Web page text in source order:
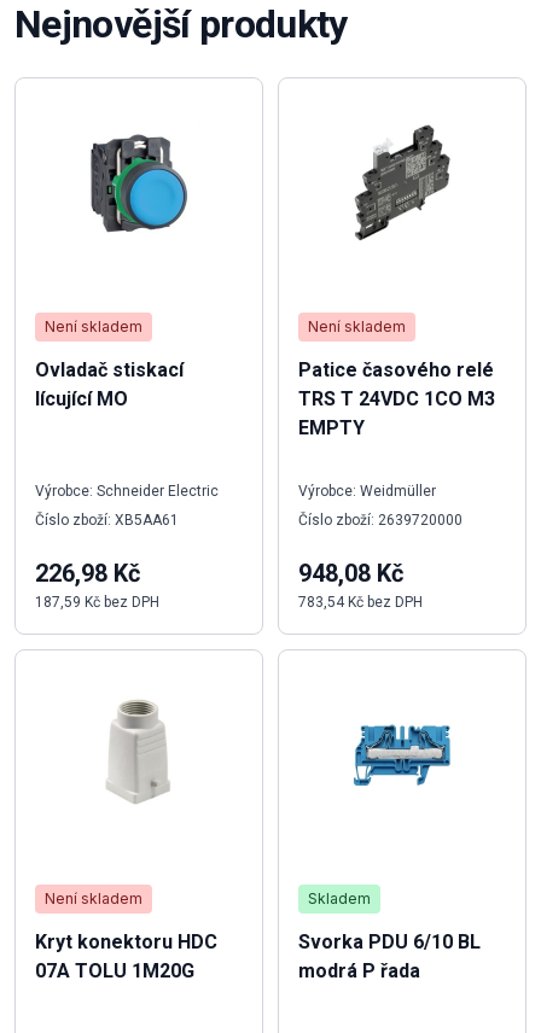
Nejnovější produkty
Není skladem
Ovladač stiskací
lícující MO
Výrobce: Schneider Electric
Číslo zboží: XB5AA61
226,98 Kč
187,59 Kč bez DPH
Není skladem
Kryt konektoru HDC
07A TOLU 1M20G
Není skladem
Patice časového relé
TRS T 24VDC 1CO M3
EMPTY
Výrobce: Weidmüller
Číslo zboží: 2639720000
948,08 Kč
783,54 Kč bez DPH
Skladem
Svorka PDU 6/10 BL
modrá P řada